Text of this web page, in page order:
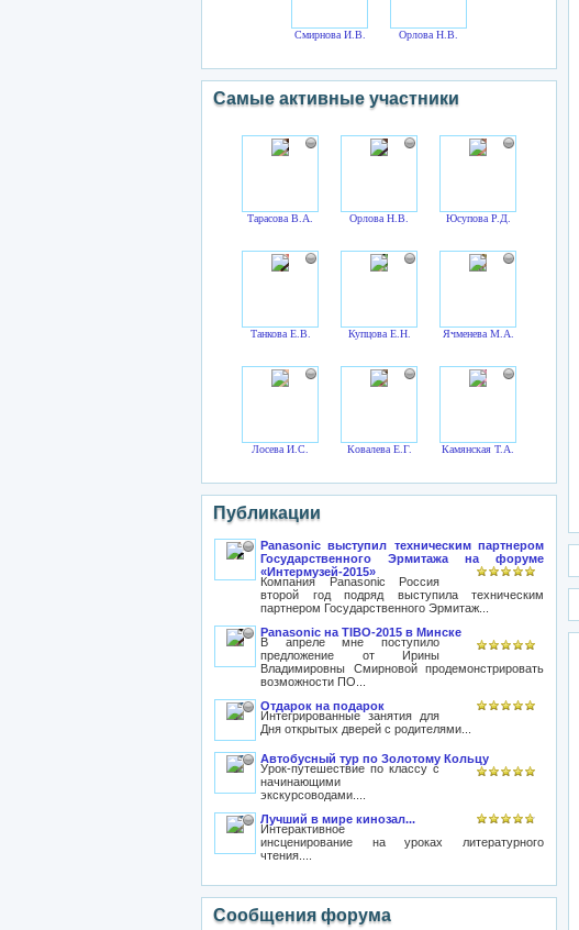
Смирнова И.В. Орлова Н.В.
Самые активные участники
Тарасова В.А. Орлова Н.В. Юсупова Р.Д.
Танкова Е.В. Купцова Е.Н. Ячменева М.А.
Лосева И.С. Ковалева Е.Г. Камянская Т.А.
Публикации
Panasonic выступил техническим партнером
Государственного Эрмитажа на форуме
«Интермузей-2015»
Компания Panasonic Россия
второй год подряд выступила техническим
партнером Государственного Эрмитаж...
Panasonic на TIBO-2015 в Минске
В апреле мне поступило
предложение от Ирины
Владимировны Смирновой продемонстрировать
возможности ПО...
Отдарок на подарок
Интегрированные занятия для
Дня открытых дверей с родителями...
Автобусный тур по Золотому Кольцу
Урок-путешествие по классу с
начинающими
экскурсоводами....
Лучший в мире кинозал...
Интерактивное
инсценирование на уроках литературного
чтения....
Сообщения форума